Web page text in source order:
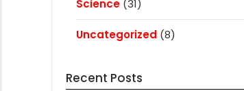
Science(31)
Uncategorized (8)
Recent Posts